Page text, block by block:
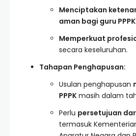
Menciptakan
aman bagi guru PPPK.
Memperkuat
secara keseluruhan.
Tahapan Penghapusan:
Usulan penghapusan
PPPK masih dalam
Perlu persetujuan
termasuk